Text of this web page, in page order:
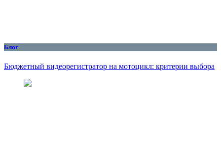
Блог
Бюджетный видеорегистратор на мотоцикл: критерии выбора